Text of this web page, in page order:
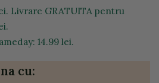
Livrare GRATUITA pentru
14.99 lei.
cu: